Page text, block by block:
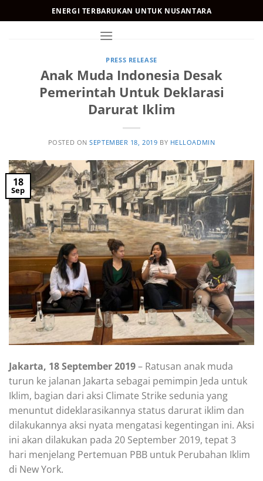
to
ENERGI TERBARUKAN UNTUK NUSANTARA
PRESS RELEASE
Anak Muda Indonesia Desak
Pemerintah Untuk Deklarasi
Darurat Iklim
POSTED ONSEPTEMBER 18, 2019 BY HELLOADMIN
18
Sep
Jakarta, 18 September 2019– Ratusan anak muda
turun ke jalanan Jakarta sebagai pemimpin Jeda untuk
Iklim, bagian dari aksi Climate Strike sedunia yang
menuntut dideklarasikannya status darurat iklim dan
dilakukannya aksi nyata mengatasi kegentingan ini. Aksi
ini akan dilakukan pada 20 September 2019, tepat 3
hari menjelang Pertemuan PBB untuk Perubahan Iklim
di New York.